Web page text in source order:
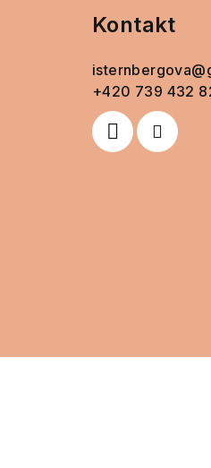
Kontakt
isternbergova@
+420 739 432